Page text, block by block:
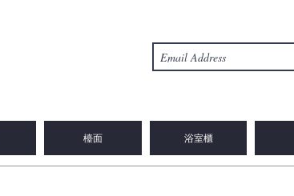
檯面 浴室櫃